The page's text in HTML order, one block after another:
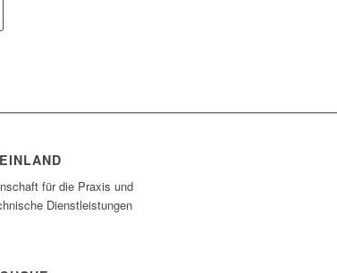
für die Praxis und
Dienstleistungen